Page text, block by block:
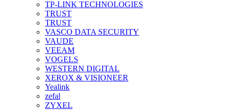
TP-LINK TECHNOLOGIES
TRUST
TRUST
VASCO DATA SECURITY
VAUDE
VEEAM
VOGELS
WESTERN DIGITAL
XEROX & VISIONEER
Yealink
zefal
ZYXEL